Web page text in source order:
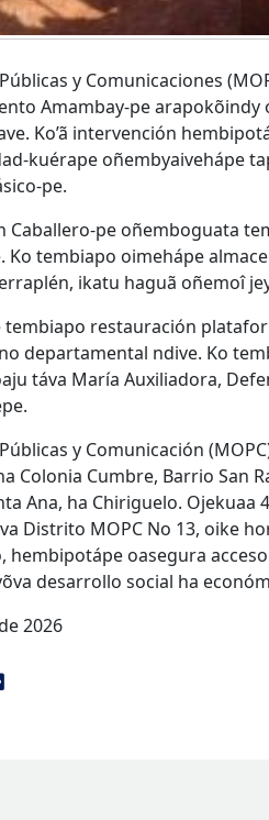
y Comunicaciones
Amambay-pe arapokõindy
Ko’ã intervención
kuérape oñembyaivehápe
pe.
Caballero-pe oñemboguata
Ko tembiapo oimehápe
ikatu haguã oñemoî
tembiapo restauración
departamental ndive. Ko
táva María Auxiliadora,
y Comunicación
Colonia Cumbre, Barrio San
Ana, ha Chiriguelo. Ojekuaa
Distrito MOPC No 13, oike
hembipotápe oasegura
desarrollo social ha
2026